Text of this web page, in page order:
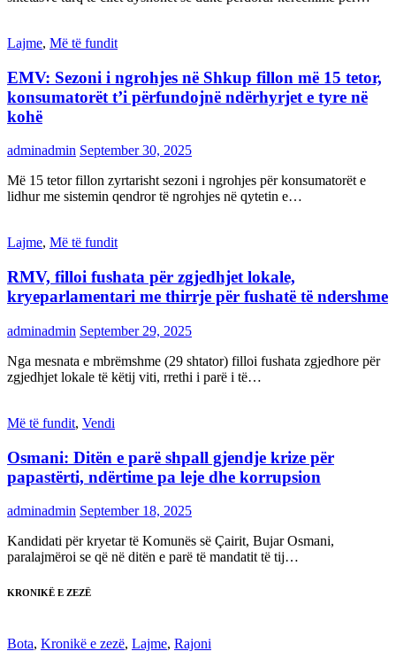
Lajme, Më të fundit
EMV: Sezoni i ngrohjes në Shkup fillon më 15 tetor,
konsumatorët t’i përfundojnë ndërhyrjet e tyre në
kohë
adminadmin September 30, 2025
Më 15 tetor fillon zyrtarisht sezoni i ngrohjes për konsumatorët e
lidhur me sistemin qendror të ngrohjes në qytetin e…
Lajme, Më të fundit
RMV, filloi fushata për zgjedhjet lokale,
kryeparlamentari me thirrje për fushatë të ndershme
adminadmin September 29, 2025
Nga mesnata e mbrëmshme (29 shtator) filloi fushata zgjedhore për
zgjedhjet lokale të këtij viti, rrethi i parë i të…
Më të fundit, Vendi
Osmani: Ditën e parë shpall gjendje krize për
papastërti, ndërtime pa leje dhe korrupsion
adminadmin September 18, 2025
Kandidati për kryetar të Komunës së Çairit, Bujar Osmani,
paralajmëroi se që në ditën e parë të mandatit të tij…
KRONIKË E ZEZË
Bota, Kronikë e zezë, Lajme, Rajoni